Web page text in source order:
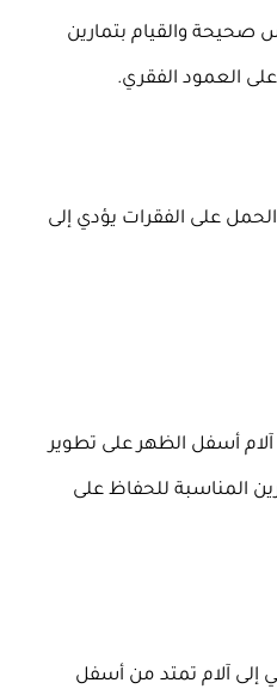
والقيام بتمارين
العمود الفقري.
الحمل على الفقرات يؤدي إلى
أسفل الظهر على تطوير
المناسبة للحفاظ على
إلى آلام تمتد من أسفل